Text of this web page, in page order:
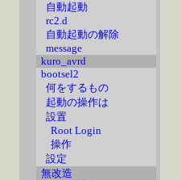
自動起動
rc2.d
自動起動の解除
message
kuro_avrd
bootsel2
何をするもの
起動の操作は
設置
Root Login
操作
設定
無改造